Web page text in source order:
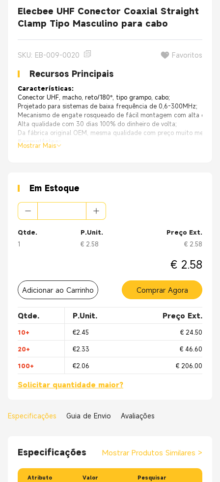
Elecbee UHF Conector Coaxial Straight
Clamp Tipo Masculino para cabo
SKU: EB-009-0020 Favoritos
Recursos Principais
Características:
Conector UHF, macho, reto/180°, tipo grampo, cabo;
Projetado para sistemas de baixa frequência de 0,6-300MHz;
Mecanismo de engate rosqueado de fácil montagem com alta
Alta qualidade com 30 dias 100% do dinheiro de volta;
Da fábrica original OEM, mesma qualidade com preço muito melhor.
Formulários:
Antenas, militares, sistemas de sonorização e aplicações de baixa
Mostrar Mais
Em Estoque
Qtde.
1
P.Unit.
€ 2.58
Preço Ext.
€ 2.58
€ 2.58
Adicionar ao Carrinho Comprar Agora
Qtde. P.Unit. Preço Ext.
10+ €2.45 € 24.50
20+ €2.33 € 46.60
100+ €2.06 € 206.00
Solicitar quantidade maior?
Especificações Guia de Envio Avaliações
Especificações Mostrar Produtos Similares >
Atributo Valor Pesquisar